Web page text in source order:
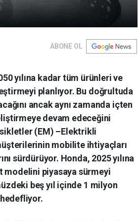
ABONE OL
yılına kadar tüm ürünleri ve
planlıyor. Bu doğrultuda
ancak aynı zamanda içten
devam edeceğini
(EM) –Elektrikli
mobilite ihtiyaçları
sürdürüyor. Honda, 2025 yılına
piyasaya sürmeyi
beş yıl içinde 1 milyon